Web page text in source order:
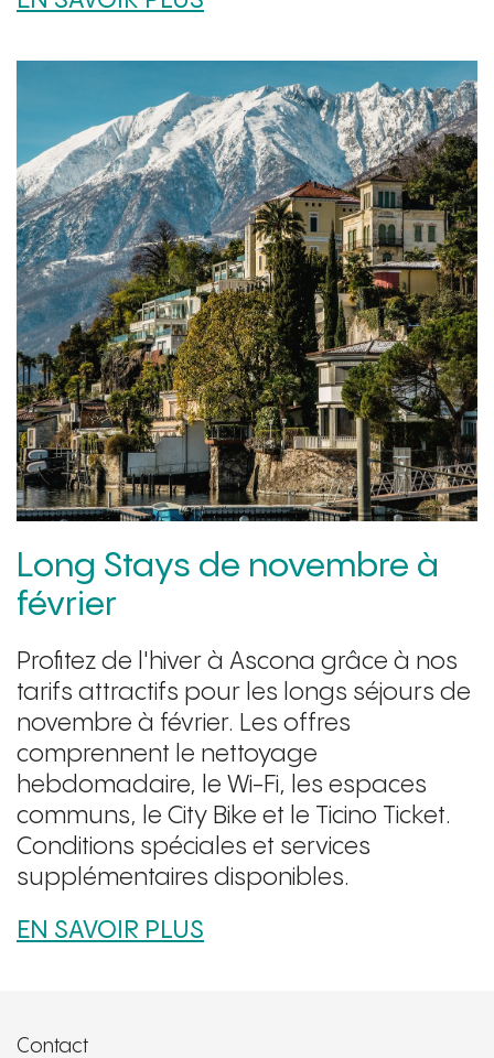
Long Stays de novembre à
février
Profitez de l'hiver à Ascona grâce à nos
tarifs attractifs pour les longs séjours de
novembre à février. Les offres
comprennent le nettoyage
hebdomadaire, le Wi-Fi, les espaces
communs, le City Bike et le Ticino Ticket.
Conditions spéciales et services
supplémentaires disponibles.
EN SAVOIR PLUS
Contact